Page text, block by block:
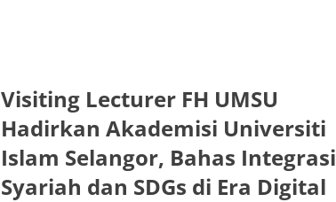
Visiting Lecturer FH UMSU
Hadirkan Akademisi Universiti
Islam Selangor, Bahas Integrasi
Syariah dan SDGs di Era Digital